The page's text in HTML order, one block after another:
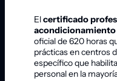
Elcertificado
oficial de 620 horas
prácticas en centros
específico que
personal en la